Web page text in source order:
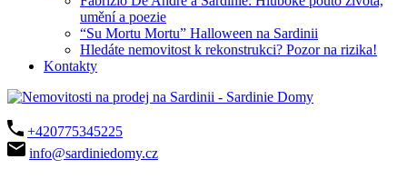
umění a poezie
“Su Mortu Mortu” Halloween na Sardinii
Hledáte nemovitost k rekonstrukci? Pozor na rizika!
Kontakty
+420775345225
info@sardiniedomy.cz